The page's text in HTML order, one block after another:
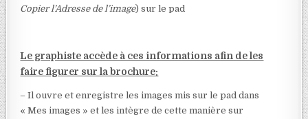
Copier l’Adresse de l’image) sur le pad
Le graphiste accède à ces informations afin de les
faire figurer sur la brochure:
– Il ouvre et enregistre les images mis sur le pad dans
« Mes images » et les intègre de cette manière sur